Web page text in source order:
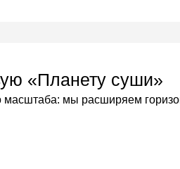
«Планету суши»
масштаба: мы расширяем